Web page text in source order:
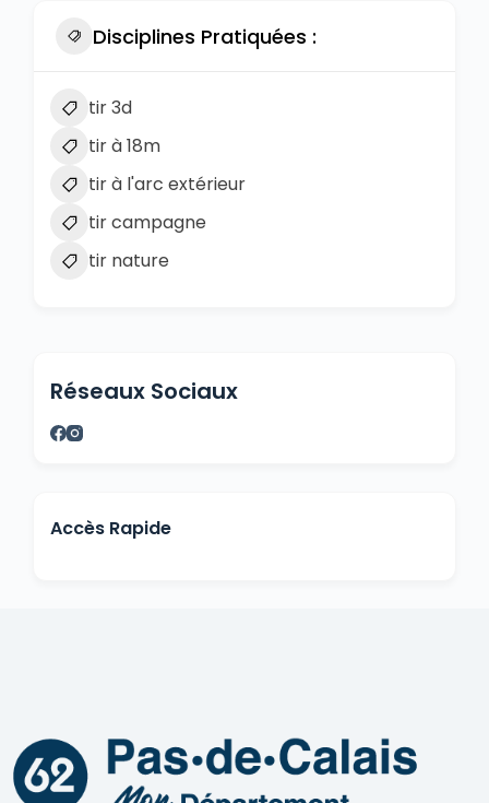
Disciplines Pratiquées :
tir 3d
tir à 18m
tir à l'arc extérieur
tir campagne
tir nature
Réseaux Sociaux
Accès Rapide